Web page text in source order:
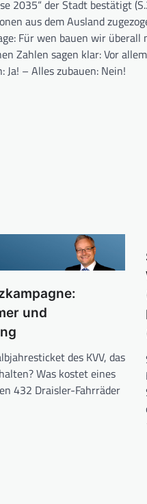
2035“ der Stadt bestätigt
aus dem Ausland
Für wen bauen wir
Zahlen sagen klar: Vor
– Alles zubauen: Nein!
und
des KVV, das
Was kostet eines
432 Draisler-Fahrräder